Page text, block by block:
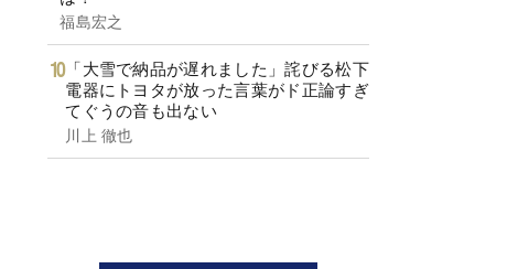
福島宏之
「大雪で納品が遅れました」詫びる松下
電器にトヨタが放った言葉がド正論すぎ
てぐうの音も出ない
川上 徹也